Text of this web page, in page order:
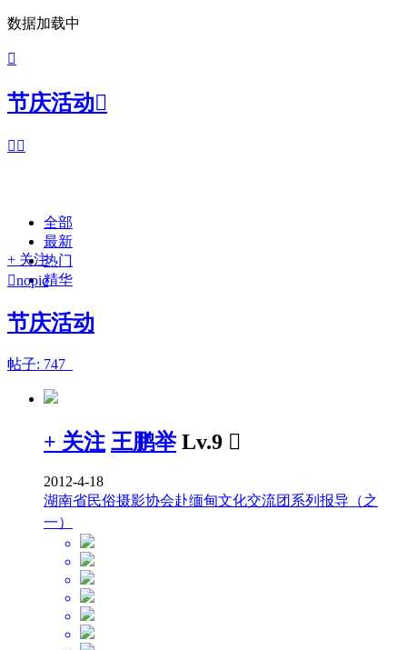
数据加载中

节庆活动
 
全部
最新
热门
精华
+ 关注
nopic
节庆活动
帖子: 747
+ 关注 王鹏举 Lv.9 
2012-4-18
湖南省民俗摄影协会赴缅甸文化交流团系列报导（之
一）